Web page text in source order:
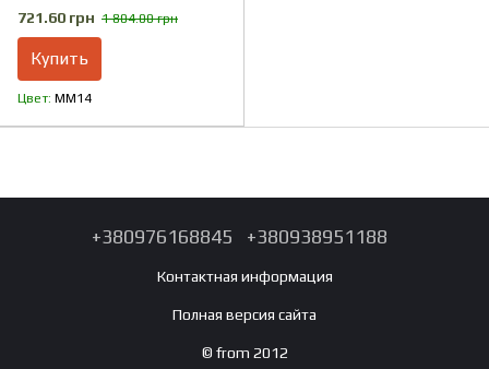
УКРПИКСЕЛЬ ММ14
(Микрофлис)
721.60 грн 1 804.00 грн
Купить
Цвет ММ14
+380976168845 +380938951188
Контактная информация
Полная версия сайта
© from 2012